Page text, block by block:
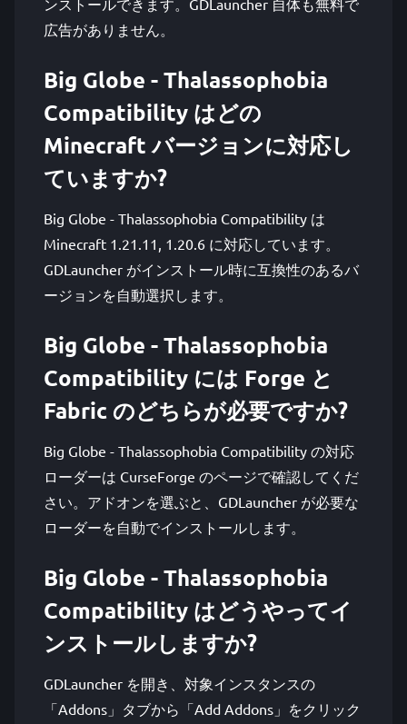
ンストールできます。GDLauncher 自体も無料で
広告がありません。
Big Globe - Thalassophobia
Compatibility はどの
Minecraft バージョンに対応し
ていますか?
Big Globe - Thalassophobia Compatibility は
Minecraft 1.21.11, 1.20.6 に対応しています。
GDLauncher がインストール時に互換性のあるバ
ージョンを自動選択します。
Big Globe - Thalassophobia
Compatibility には Forge と
Fabric のどちらが必要ですか?
Big Globe - Thalassophobia Compatibility の対応
ローダーは CurseForge のページで確認してくだ
さい。アドオンを選ぶと、GDLauncher が必要な
ローダーを自動でインストールします。
Big Globe - Thalassophobia
Compatibility はどうやってイ
ンストールしますか?
GDLauncher を開き、対象インスタンスの
「Addons」タブから「Add Addons」をクリック